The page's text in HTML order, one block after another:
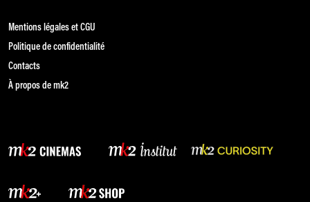
Mentions légales et CGU
Politique de confidentialité
Contacts
À propos de mk2